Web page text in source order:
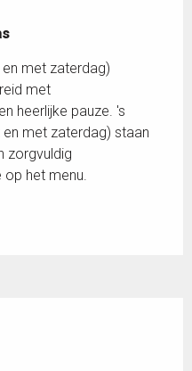
met zaterdag)
met
heerlijke pauze. 's
met zaterdag) staan
zorgvuldig
het menu.